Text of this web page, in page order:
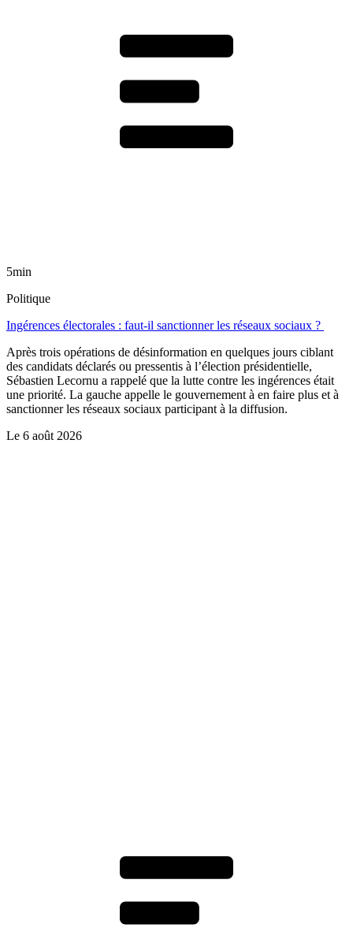
5min
Politique
Ingérences électorales : faut-il sanctionner les réseaux sociaux ?
Après trois opérations de désinformation en quelques jours ciblant
des candidats déclarés ou pressentis à l’élection présidentielle,
Sébastien Lecornu a rappelé que la lutte contre les ingérences était
une priorité. La gauche appelle le gouvernement à en faire plus et à
sanctionner les réseaux sociaux participant à la diffusion.
Le 6 août 2026